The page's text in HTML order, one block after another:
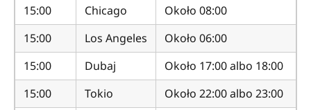
15:00
Chicago
Około 08:00
15:00
Los Angeles
Około 06:00
15:00
Dubaj
Około 17:00 albo 18:00
15:00
Tokio
Około 22:00 albo 23:00